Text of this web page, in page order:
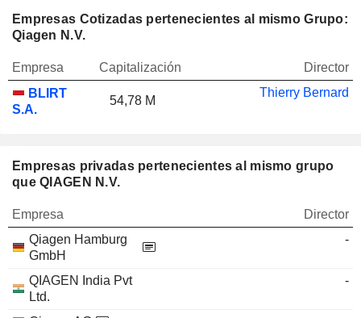
Empresas Cotizadas pertenecientes al mismo Grupo:
Qiagen N.V.
Empresa Capitalización
Director
BLIRT
S.A.
54,78 M
Thierry Bernard
Empresas privadas pertenecientes al mismo grupo
que QIAGEN N.V.
Empresa
Director
Qiagen Hamburg
GmbH
-
QIAGEN India Pvt
Ltd.
-